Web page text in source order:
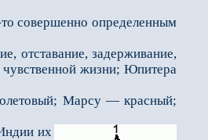
то совершенно опреде­ленным
отставание, задерживание,
жизни; Юпитера
Марсу — красный;
их